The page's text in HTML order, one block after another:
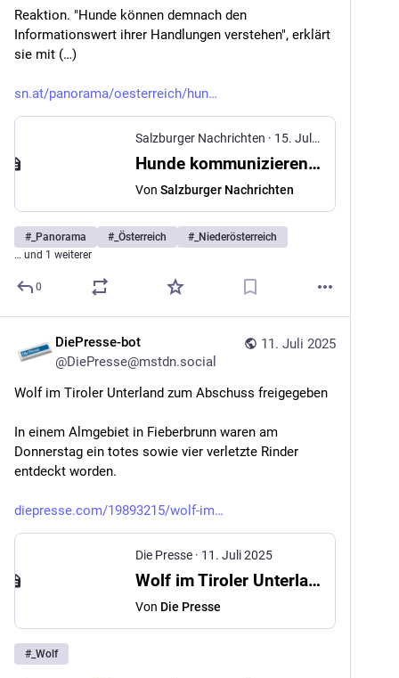
Reaktion. "Hunde können demnach den
Informationswert ihrer Handlungen verstehen", erklärt
sie mit (…)
sn.at/panorama/oesterreich/hun
Salzburger Nachrichten · 15. Juli 2025
Hunde kommunizieren wohlbedacht mit Menschen
Von Salzburger Nachrichten
# _Panorama # _Österreich # _Niederösterreich
… und 1 weiterer
0
11. Juli 2025
DiePresse-bot
@DiePresse@mstdn.social
Wolf im Tiroler Unterland zum Abschuss freigegeben
In einem Almgebiet in Fieberbrunn waren am
Donnerstag ein totes sowie vier verletzte Rinder
entdeckt worden.
diepresse.com/19893215/wolf-im
Die Presse · 11. Juli 2025
Wolf im Tiroler Unterland zum Abschuss freigegeben
Von Die Presse
# _Wolf